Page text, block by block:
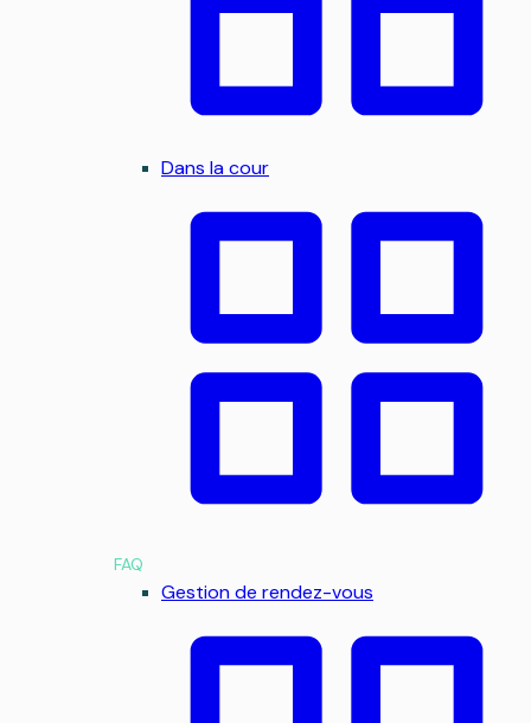
Dans la cour
FAQ
Gestion de rendez-vous